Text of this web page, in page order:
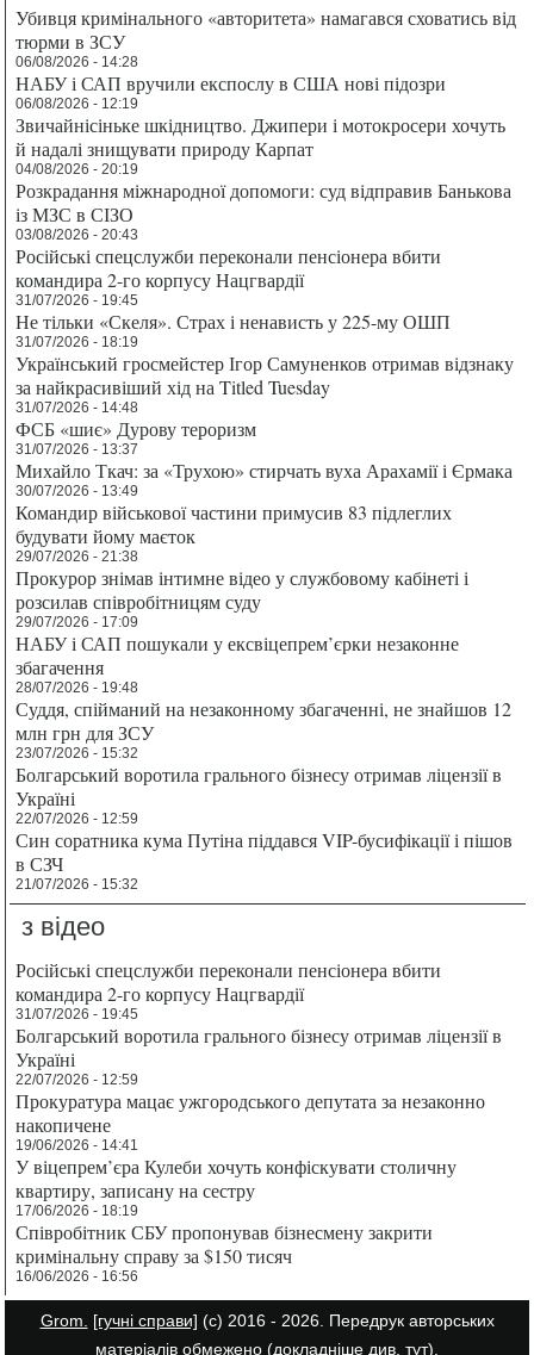
Убивця кримінального «авторитета» намагався сховатись від
тюрми в ЗСУ
06/08/2026 - 14:28
НАБУ і САП вручили експослу в США нові підозри
06/08/2026 - 12:19
Звичайнісіньке шкідництво. Джипери і мотокросери хочуть
й надалі знищувати природу Карпат
04/08/2026 - 20:19
Розкрадання міжнародної допомоги: суд відправив Банькова
із МЗС в СІЗО
03/08/2026 - 20:43
Російські спецслужби переконали пенсіонера вбити
командира 2-го корпусу Нацгвардії
31/07/2026 - 19:45
Не тільки «Скеля». Страх і ненависть у 225-му ОШП
31/07/2026 - 18:19
Український гросмейстер Ігор Самуненков отримав відзнаку
за найкрасивіший хід на Titled Tuesday
31/07/2026 - 14:48
ФСБ «шиє» Дурову тероризм
31/07/2026 - 13:37
Михайло Ткач: за «Трухою» стирчать вуха Арахамії і Єрмака
30/07/2026 - 13:49
Командир військової частини примусив 83 підлеглих
будувати йому маєток
29/07/2026 - 21:38
Прокурор знімав інтимне відео у службовому кабінеті і
розсилав співробітницям суду
29/07/2026 - 17:09
НАБУ і САП пошукали у ексвіцепрем’єрки незаконне
збагачення
28/07/2026 - 19:48
Суддя, спійманий на незаконному збагаченні, не знайшов 12
млн грн для ЗСУ
23/07/2026 - 15:32
Болгарський воротила грального бізнесу отримав ліцензії в
Україні
22/07/2026 - 12:59
Син соратника кума Путіна піддався VIP-бусифікації і пішов
в СЗЧ
21/07/2026 - 15:32
з відео
Російські спецслужби переконали пенсіонера вбити
командира 2-го корпусу Нацгвардії
31/07/2026 - 19:45
Болгарський воротила грального бізнесу отримав ліцензії в
Україні
22/07/2026 - 12:59
Прокуратура мацає ужгородського депутата за незаконно
накопичене
19/06/2026 - 14:41
У віцепрем’єра Кулеби хочуть конфіскувати столичну
квартиру, записану на сестру
17/06/2026 - 18:19
Співробітник СБУ пропонував бізнесмену закрити
кримінальну справу за $150 тисяч
16/06/2026 - 16:56
Grom. [гучні справи] (с) 2016 - 2026. Передрук авторських
матеріалів обмежено (докладніше див. тут).